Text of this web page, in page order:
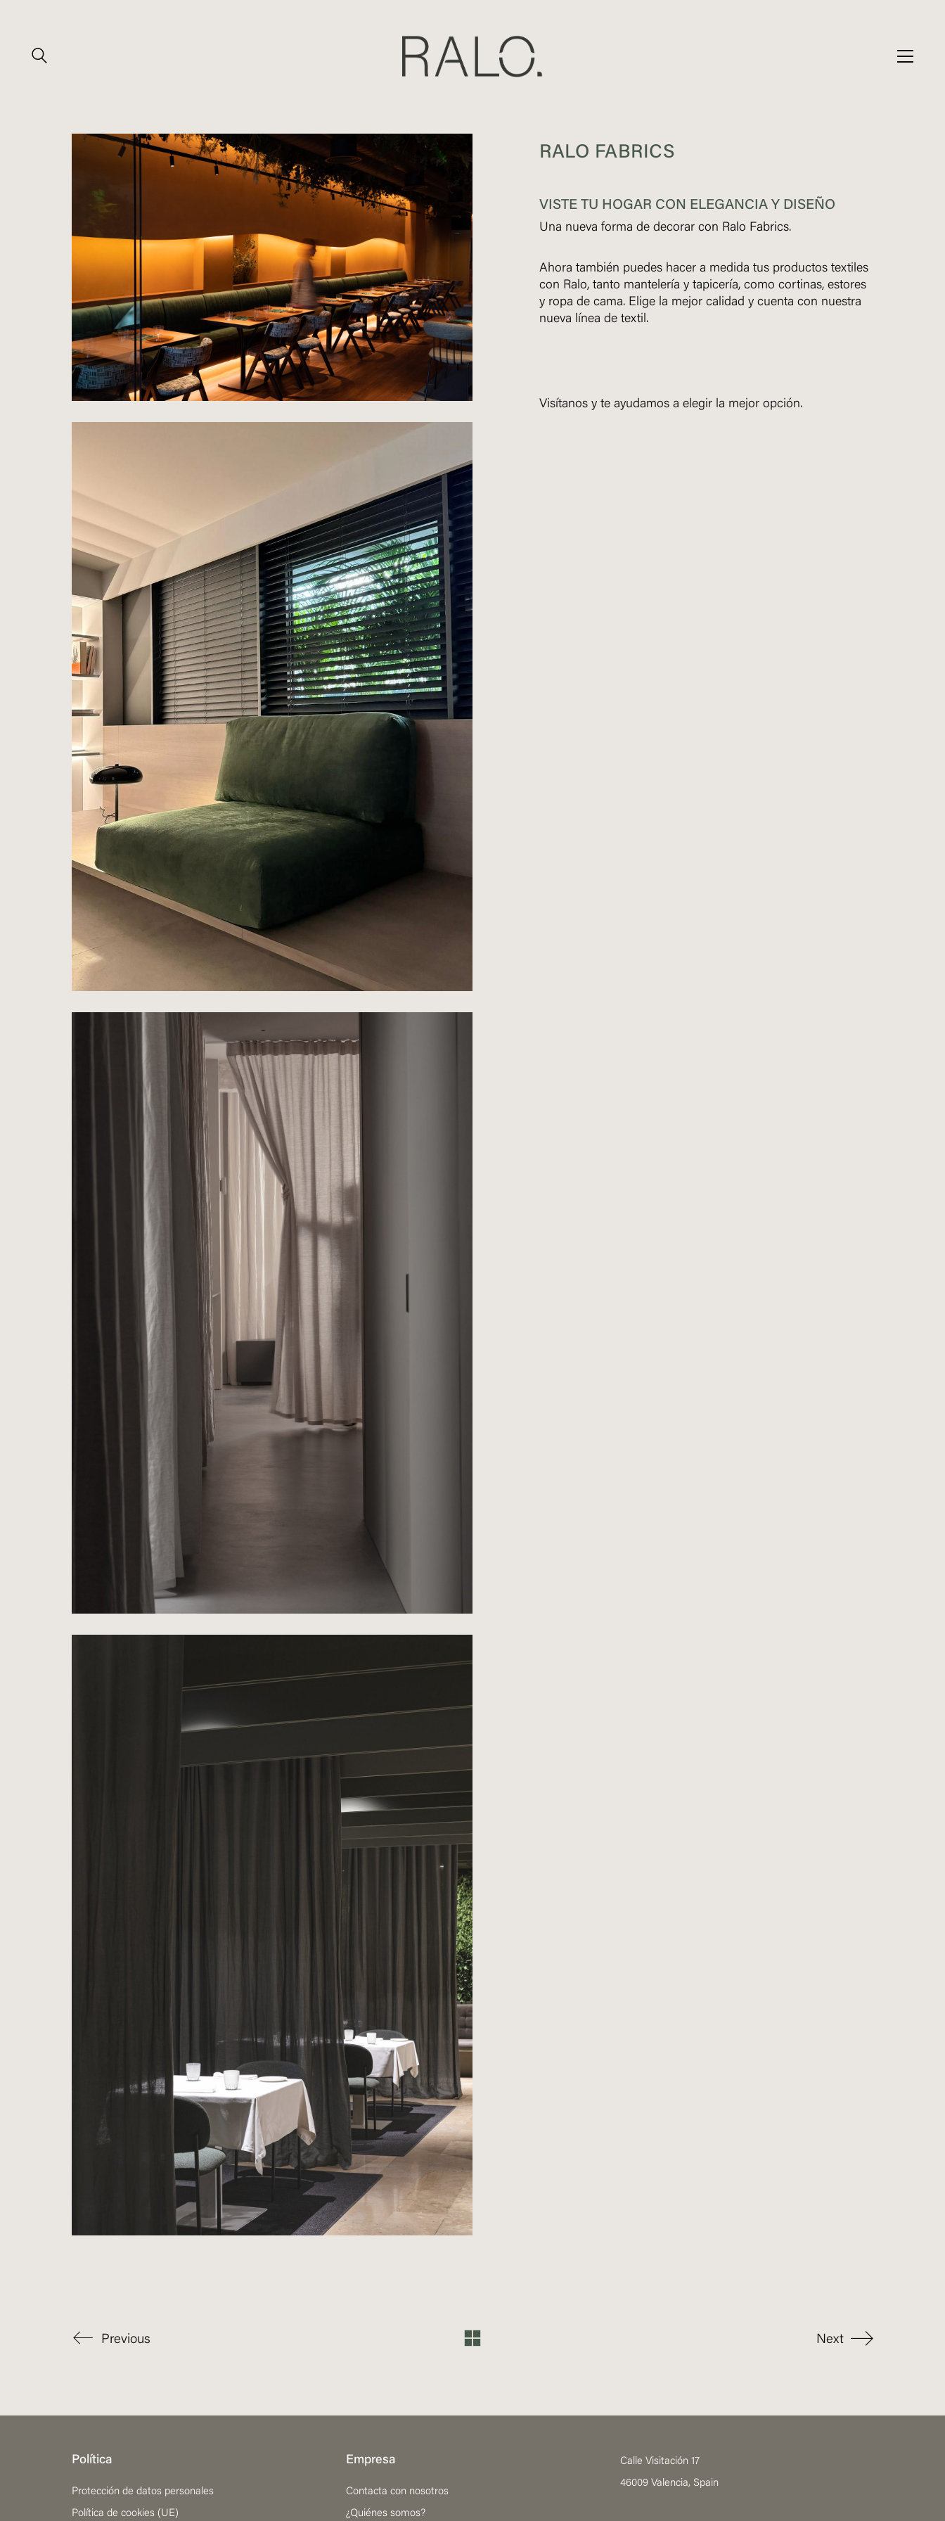
RALO FABRICS
VISTE TU HOGAR CON ELEGANCIA Y DISEÑO
Una nueva forma de decorar con Ralo Fabrics.
Ahora también puedes hacer a medida tus productos textiles
con Ralo, tanto mantelería y tapicería, como cortinas, estores
y ropa de cama. Elige la mejor calidad y cuenta con nuestra
nueva línea de textil.
Visítanos y te ayudamos a elegir la mejor opción.
Previous Next
Política
Protección de datos personales
Política de cookies (UE)
Empresa
Contacta con nosotros
¿Quiénes somos?
Calle Visitación 17
46009 Valencia, Spain